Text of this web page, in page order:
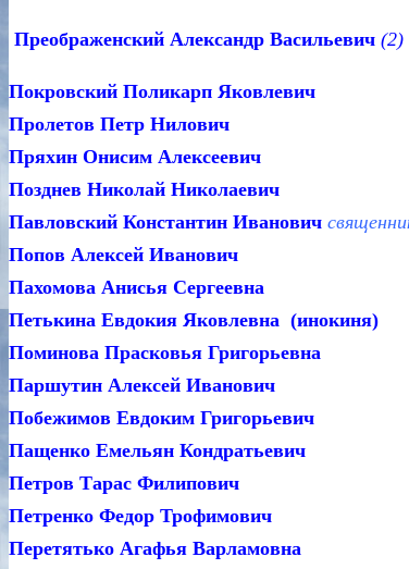
Преображенский Александр Васильевич (2)
Покровский
Пролетов
Пряхин
Позднев
Павловский Константин Иванович
Попов
Пахомова
Петькина Евдокия
Поминова
Паршутин
Побежимов
Пащенко Емельян
Петров
Петренко
Перетятько